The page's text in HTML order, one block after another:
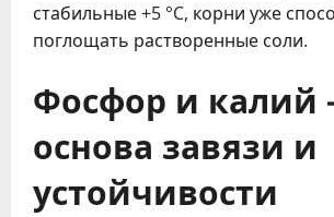
стабильные +5 °C, корни уже
поглощать растворенные соли.
Фосфор и калий
основа завязи и
устойчивости